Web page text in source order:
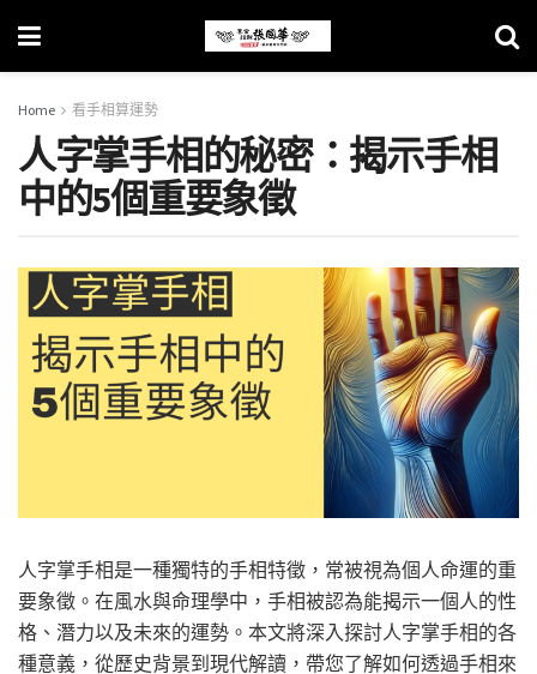
Home 看手相算運勢
人字掌手相的秘密：揭示手相
中的5個重要象徵
人字掌手相是一種獨特的手相特徵，常被視為個人命運的重
要象徵。在風水與命理學中，手相被認為能揭示一個人的性
格、潛力以及未來的運勢。本文將深入探討人字掌手相的各
種意義，從歷史背景到現代解讀，帶您了解如何透過手相來